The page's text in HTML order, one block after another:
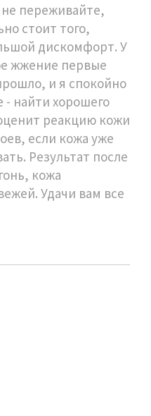
переживайте,
стоит того,
дискомфорт. У
жжение первые
и я спокойно
- найти хорошего
реакцию кожи
если кожа уже
Результат после
кожа
Удачи вам все